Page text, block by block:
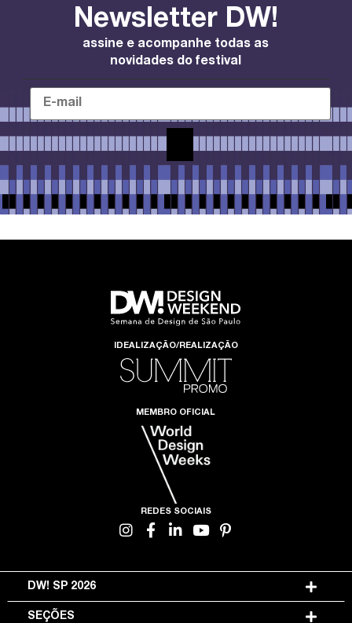
Newsletter DW!
assine e acompanhe todas as
novidades do festival
IDEALIZAÇÃO/REALIZAÇÃO
MEMBRO OFICIAL
REDES SOCIAIS
DW! SP 2026
SEÇÕES